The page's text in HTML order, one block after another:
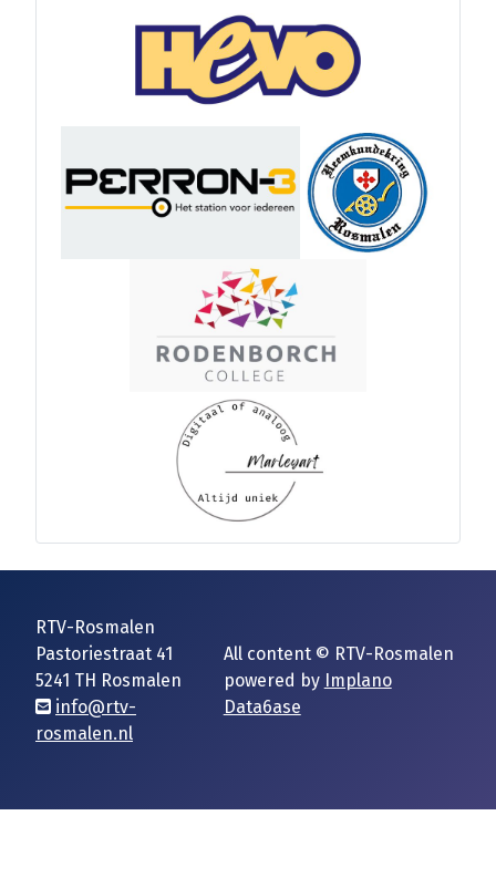
RTV-Rosmalen
Pastoriestraat 41
5241 TH Rosmalen
info@rtv-
rosmalen.nl
All content © RTV-Rosmalen
powered by Implano
Data6ase